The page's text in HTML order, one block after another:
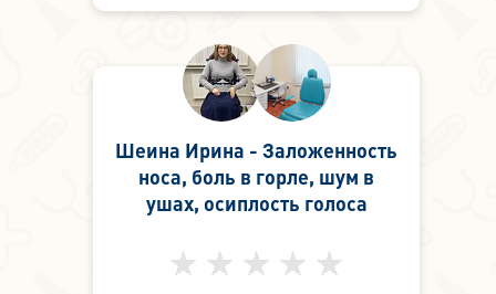
Шеина Ирина - Заложенность
носа, боль в горле, шум в
ушах, осиплость голоса